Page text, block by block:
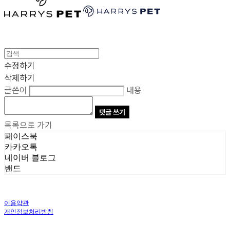
수정하기
삭제하기
글쓴이
내용
댓글 쓰기
목록으로 가기
페이스북
카카오톡
네이버 블로그
밴드
이용약관
개인정보처리방침